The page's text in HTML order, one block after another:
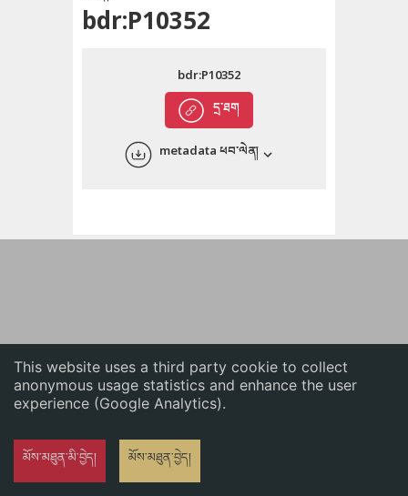
This website uses a third party cookie to collect
anonymous usage statistics and enhance the user
experience (Google Analytics).
མོས་མཐུན་མི་བྱེད། མོས་མཐུན་བྱེད།
English
bdr:P10352
དྲ་ཐག
bdr:P10352
metadata ཕབ་ལེན།